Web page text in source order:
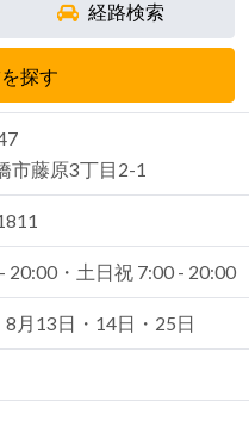
経路検索
探す
市藤原3丁目2-1
20:00・土日祝 7:00 - 20:00
8月13日・14日・25日